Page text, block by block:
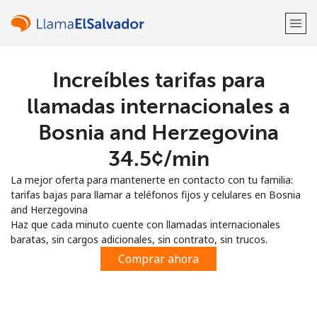
¡Bienvenido!
Regístrate con
o
Increíbles tarifas para
llamadas internacionales a
Bosnia and Herzegovina
⁦34.5¢⁩/min
La mejor oferta para mantenerte en contacto con tu familia:
tarifas bajas para llamar a teléfonos fijos y celulares en Bosnia
and Herzegovina
Haz que cada minuto cuente con llamadas internacionales
baratas, sin cargos adicionales, sin contrato, sin trucos.
Comprar ahora